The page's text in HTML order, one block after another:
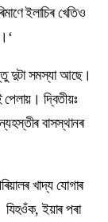
ইলাচিৰ খেতিও
দুটা সমস্যা আছে।
দ্বিতীয়ঃ
বাসস্থানৰ
খাদ্য যোগাৰ
ইয়াৰ পৰা